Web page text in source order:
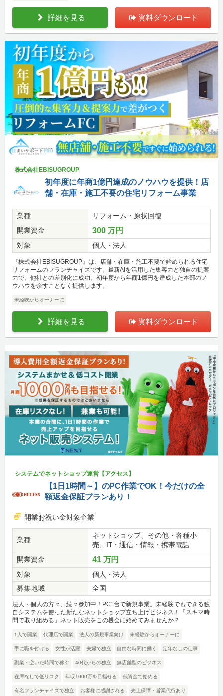
詳細を見る 資料ダウンロード
株式会社EBISUGROUP
初年度に年商1億円達成のノウハウを提供！店
舗・在庫・施工不要の住宅リフォーム事業
業種
リフォーム・原状回復
開業資金
300 万円
対象 個人・法人
『株式会社EBISUGROUP』は、店舗・在庫・施工不要で始められる住宅
リフォームのフランチャイズです。最新AIを活用した集客力と独自の提案
力で、他社との差別化に成功。初年度から年商1億円を達成した本部のノ
ウハウを余すことなく提供します。
未経験からオーナーに
詳細を見る 資料ダウンロード
システムでネットショップ運営【アクセス】
【1日1時間～】のPC作業でOK！今だけの全
額返金保証プランあり！
開業お祝い金対象企業
業種
ネットショップ、その他・各種小
売、IT・通信・情報・携帯電話
開業資金
41 万円
対象
個人・法人
募集地域
全国
法人・個人の方々、続々参加中！PC1台で新規事業。未経験でもできる独
自システムを使った新たなネットショップ立ち上げビジネス！「スキマ時
間で取り組める」ネット販売をこの機会に始めてみませんか？
1人で開業 代理店で開業 法人の新規事業向け 未経験からオーナーに
手に職を付ける 女性が活躍 夫婦で独立 自由な時間に働く 定年なしの仕事
副業・空いた時間で稼ぐ 40代からの独立 無店舗型のビジネス
在庫なしで低リスク 年収1000万を目指せる 低資金で始める
有名フランチャイズで独立 お客様に感謝される 売上保障・営業代行あり